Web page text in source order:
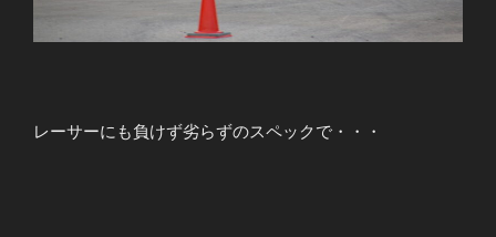
レーサーにも負けず劣らずのスペックで・・・